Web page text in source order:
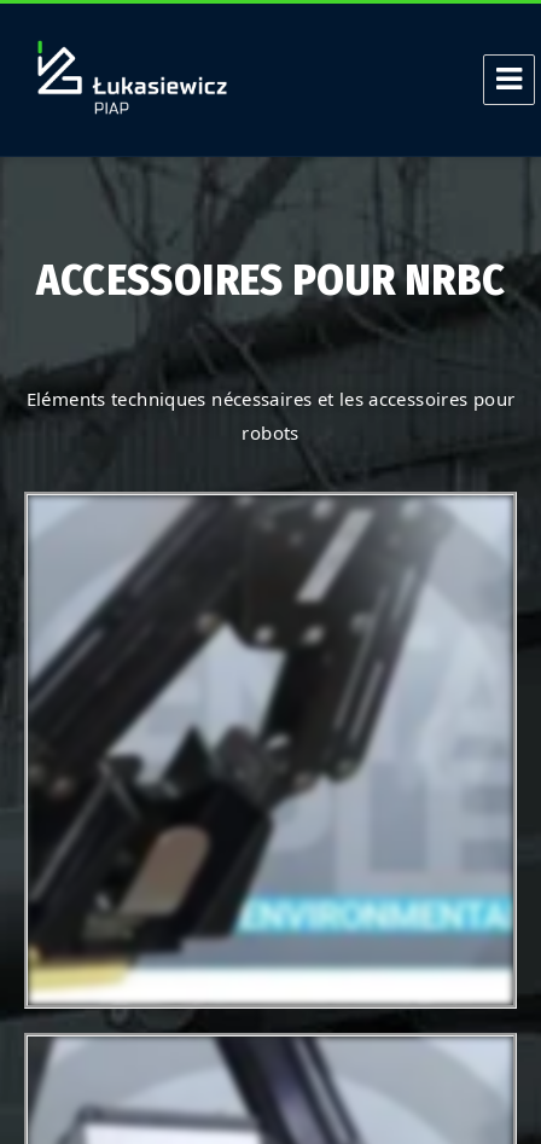
ACCESSOIRES POUR NRBC
Eléments techniques nécessaires et les accessoires pour
robots